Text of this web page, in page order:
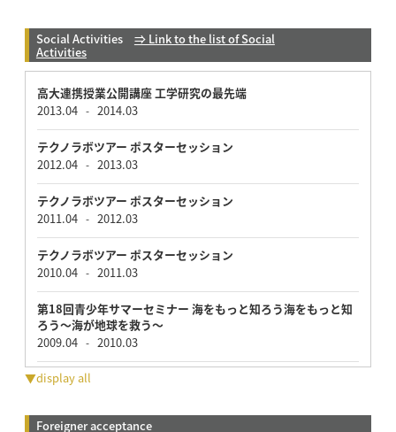
Social Activities ⇒ Link to the list of Social
Activities
高大連携授業公開講座 工学研究の最先端
2013.04 - 2014.03
テクノラボツアー ポスターセッション
2012.04 - 2013.03
テクノラボツアー ポスターセッション
2011.04 - 2012.03
テクノラボツアー ポスターセッション
2010.04 - 2011.03
第18回青少年サマーセミナー 海をもっと知ろう海をもっと知
ろう～海が地球を救う～
2009.04 - 2010.03
▼display all
Foreigner acceptance